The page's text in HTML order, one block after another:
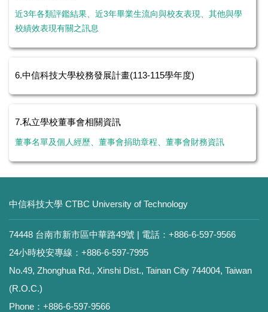
近3年各類評鑑結果、近3年畢業生流向與校友表現、其他與學
校績效表現有關之訊息
6.中信科技大學校務發展計畫(113-115學年度)
7.私立學校董事會相關資訊
董事名單及個人經歷、董事會捐助章程、董事會財務資訊
中信科技大學 CTBC University of Technology
74448 台南市新市區中華路49號 | 電話：+886-6-597-9566
24小時校安專線：+886-6-597-7995
No.49, Zhonghua Rd., Xinshi Dist., Tainan City 744004, Taiwan
(R.O.C.)
Phone：+886-6-597-9566